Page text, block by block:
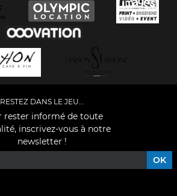
RESTEZ DANS LE JEU...
rester informé de toute
inscrivez-vous à notre
newsletter !